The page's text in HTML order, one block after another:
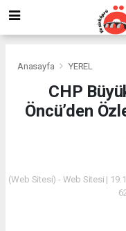
Anasayfa YEREL
CHP
Öncü’den
(Web Sitesi) - Web Sitesi |